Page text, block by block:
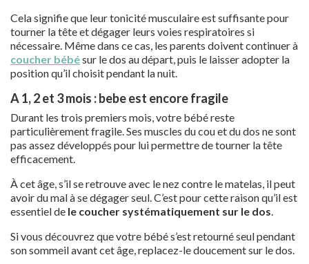
Cela signifie que leur tonicité musculaire est suffisante pour
tourner la tête et dégager leurs voies respiratoires si
nécessaire. Même dans ce cas, les parents doivent continuer à
coucher bébésur le dos au départ, puis le laisser adopter la
position qu’il choisit pendant la nuit.
A 1, 2 et 3 mois : bebe est encore fragile
Durant les trois premiers mois, votre bébé reste
particulièrement fragile. Ses muscles du cou et du dos ne sont
pas assez développés pour lui permettre de tourner la tête
efficacement.
À cet âge, s’il se retrouve avec le nez contre le matelas, il peut
avoir du mal à se dégager seul. C’est pour cette raison qu’il est
essentiel de le coucher systématiquement sur le dos
Si vous découvrez que votre bébé s’est retourné seul pendant
son sommeil avant cet âge, replacez-le doucement sur le dos.